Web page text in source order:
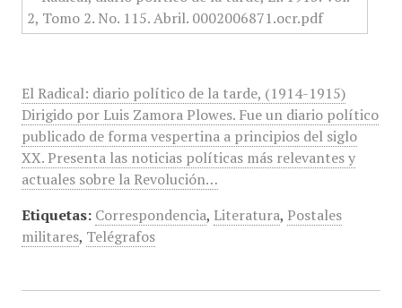
El Radical: diario político de la tarde, (1914-1915)
Dirigido por Luis Zamora Plowes. Fue un diario político
publicado de forma vespertina a principios del siglo
XX. Presenta las noticias políticas más relevantes y
actuales sobre la Revolución…
Etiquetas: Correspondencia, Literatura, Postales
militares, Telégrafos